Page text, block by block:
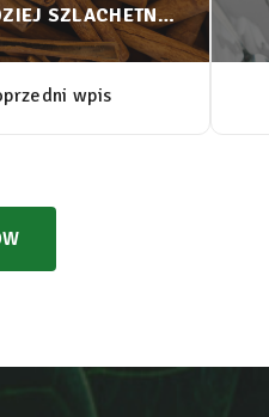
SZLACHETNA
CYNAMONU?
wpis